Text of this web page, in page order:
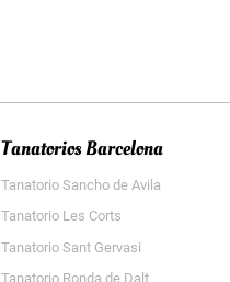
Tanatorios Barcelona
Tanatorio Sancho de Avila
Tanatorio Les Corts
Tanatorio Sant Gervasi
Tanatorio Ronda de Dalt